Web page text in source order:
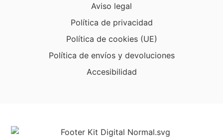
Aviso legal
Política de privacidad
Política de cookies (UE)
Política de envíos y devoluciones
Accesibilidad